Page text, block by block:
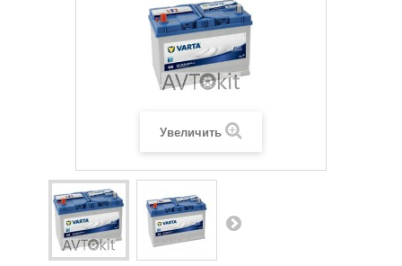
Увеличить